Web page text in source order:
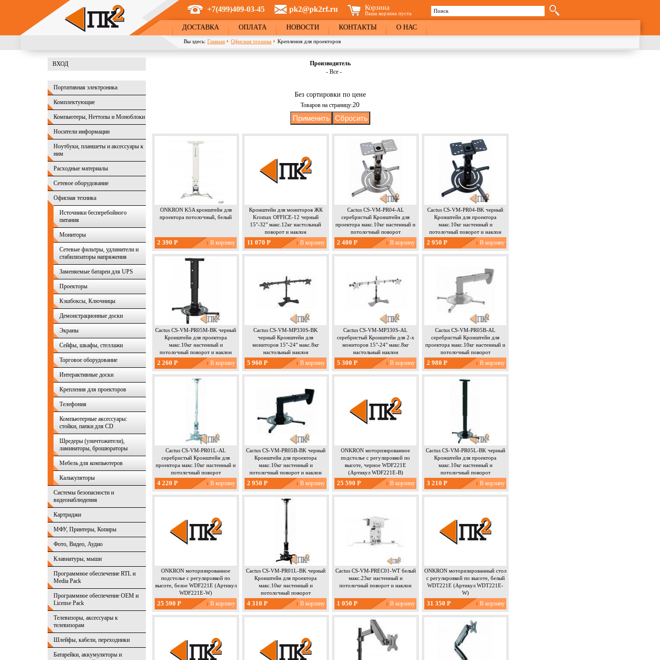
Перейти к основному содержанию
+7(499)409-03-45 pk2@pk2rf.ru Корзина
Ваша корзина пуста Форма поиска
Поиск
ДОСТАВКА ОПЛАТА НОВОСТИ КОНТАКТЫ О НАС
Вы здесь: Главная Офисная техника Крепления для проекторов
ВХОД
Портативная электроника
Комплектующие
Компьютеры, Неттопы и Моноблоки
Носители информации
Ноутбуки, планшеты и аксессуары к
ним
Расходные материалы
Сетевое оборудование
Офисная техника
Источники бесперебойного
питания
Мониторы
Сетевые фильтры, удлинители и
стабилизаторы напряжения
Заменяемые батареи для UPS
Проекторы
Кэшбоксы, Ключницы
Демонстрационные доски
Экраны
Сейфы, шкафы, стеллажи
Торговое оборудование
Интерактивные доски
Крепления для проекторов
Телефония
Компьютерные аксессуары:
стойки, папки для CD
Шредеры (уничтожители),
ламинаторы, брошюраторы
Мебель для компьютеров
Калькуляторы
Системы безопасности и
видеонаблюдения
Картриджи
МФУ, Принтеры, Копиры
Фото, Видео, Аудио
Клавиатуры, мыши
Программное обеспечение RTL и
Media Pack
Программное обеспечение OEM и
License Pack
Телевизоры, аксессуары к
телевизорам
Шлейфы, кабели, переходники
Батарейки, аккумуляторы и
Производитель
- Все -
Без сортировки по цене
Товаров на страницу:20
ONKRON K5A кронштейн для
проектора потолочный, белый
2 390 Р
Кронштейн для мониторов ЖК
Kromax OFFICE-12 черный
15"-32" макс.12кг настольный
поворот и наклон
11 070 Р
Cactus CS-VM-PR04-AL
серебристый Кронштейн для
проектора макс.10кг настенный и
потолочный поворот
2 480 Р
Cactus CS-VM-PR04-BK черный
Кронштейн для проектора
макс.10кг настенный и
потолочный поворот и наклон
2 950 Р
Cactus CS-VM-PR05M-BK черный
Кронштейн для проектора
макс.10кг настенный и
потолочный поворот и наклон
2 260 Р
Cactus CS-VM-MP330S-BK
черный Кронштейн для
мониторов 15"-24" макс.8кг
настольный наклон
5 960 Р
Cactus CS-VM-MP330S-AL
серебристый Кронштейн для 2-х
мониторов 15"-24" макс.8кг
настольный наклон
5 300 Р
Cactus CS-VM-PR05B-AL
серебристый Кронштейн для
проектора макс.10кг настенный и
потолочный поворот
2 980 Р
Cactus CS-VM-PR01L-AL
серебристый Кронштейн для
проектора макс.10кг настенный и
потолочный поворот
4 220 Р
Cactus CS-VM-PR05B-BK черный
Кронштейн для проектора
макс.10кг настенный и
потолочный поворот и наклон
2 950 Р
ONKRON моторизированное
подстолье с регулировкой по
высоте, черное WDF221E
(Артикул WDF221E-B)
25 590 Р
Cactus CS-VM-PR05L-BK черный
Кронштейн для проектора
макс.10кг настенный и
потолочный поворот
3 210 Р
ONKRON моторизированное
подстолье с регулировкой по
высоте, белое WDF221E (Артикул
WDF221E-W)
25 590 Р
Cactus CS-VM-PR01L-BK черный
Кронштейн для проектора
макс.10кг настенный и
потолочный поворот
4 310 Р
Cactus CS-VM-PREC01-WT белый
макс.23кг настенный и
потолочный поворот и наклон
1 050 Р
ONKRON моторизированный стол
с регулировкой по высоте, белый
WDT221E (Артикул WDT221E-
W)
31 350 Р